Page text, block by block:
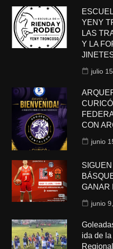
YENY
LAS
Y LA
julio
CON
junio
GANAR
junio
ida de